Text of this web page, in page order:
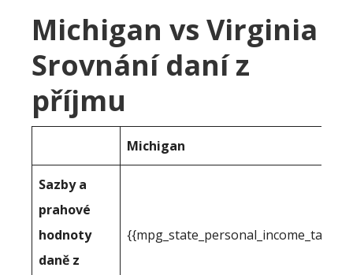
Michigan vs Virginia
Srovnání daní z
příjmu
Michigan
Sazby a
prahové
hodnoty
daně z